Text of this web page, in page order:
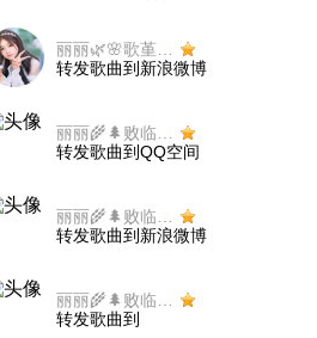
转发歌曲到新浪微博
转发歌曲到QQ空间
转发歌曲到新浪微博
转发歌曲到